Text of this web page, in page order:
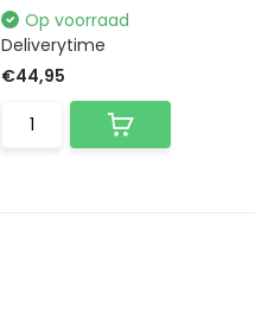
Op voorraad
Deliverytime
€44,95